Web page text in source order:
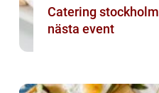
Catering stockholm så lyckas du med
nästa event